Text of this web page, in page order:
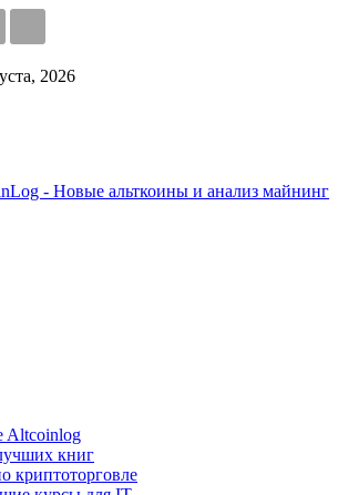
2026
- Новые альткоины и анализ майнинг
Altcoinlog
книг
криптоторговле